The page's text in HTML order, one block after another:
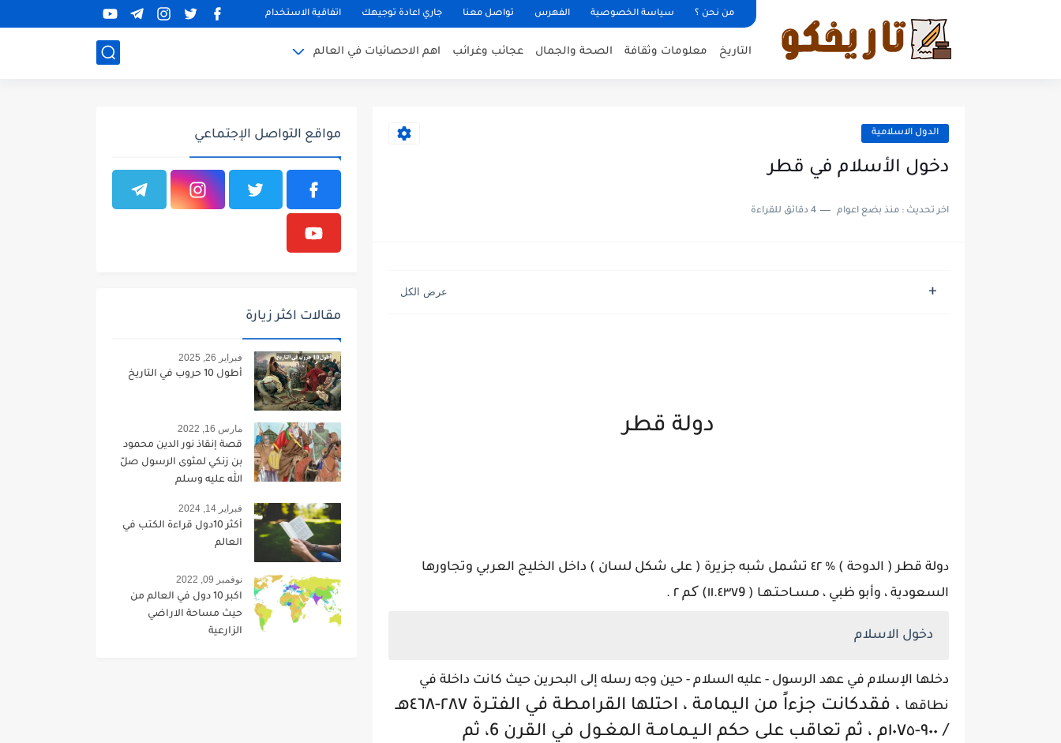
من نحن ؟ سياسة الخصوصية الفهرس تواصل معنا جاري اعادة توجيهك اتفاقية الاستخدام
التاريخ معلومات وثقافة الصحة والجمال عجائب وغرائب اهم الاحصائيات في العالم
الدول الاسلامية
دخول الأسلام في قطر
اخر تحديث : منذ بضع اعوام 4 دقائق للقراءة
دولة قطر
د
ولة قطر ( الدوحة ) % ٤٢ تشمل شبه جزيرة ( على شكل لسان ) داخل الخليج العربي وتجاورها
السعودية ، وأبو ظبي ، مـسـاحـتـهـا ( ١١.٤٣٧9) کم ٢ .
دخول الاسلام
دخلها الإسلام في عهد الرسول - عليه السلام - حين وجه رسله إلى البحرين حيث كانت داخلة في
نطاقها
، فقدكانت جزءاً من اليمامة ، احتلها القرامطة في الفتـرة ٢٨٧-٤٦٨هـ
/ ٩٠٠-١٠٧٥م ، ثم تعاقب على حكم الـيـمـامـة المغـول في القرن 6، ثم
مواقع التواصل الإجتماعي
مقالات اكثر زيارة
فبراير 26, 2025
أطول 10 حروب في التاريخ
مارس 16, 2022
قصة إنقاذ نور الدين محمود
بن زنكي لمثوى الرسول صلّ
الله عليه وسلم
فبراير 14, 2024
أكثر 10دول قراءة الكتب في
العالم
نوفمبر 09, 2022
اكبر 10 دول في العالم من
حيث مساحة الاراضي
الزارعية